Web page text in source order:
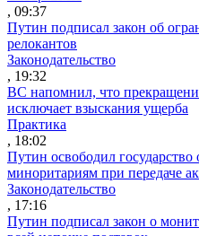
, 09:37
Путин подписал закон об
релокантов
Законодательство
, 19:32
ВС напомнил, что
исключает взыскания ущерба
Практика
, 18:02
Путин освободил государство
миноритариям при передаче
Законодательство
, 17:16
Путин подписал закон о